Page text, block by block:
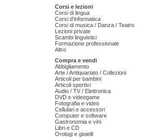
Corsi e lezioni
Corsi di lingua
Corsi d'informatica
Corsi di musica / Danza / Teatro
Lezioni private
Scambi linguistici
Formazione professionale
Altro
Compra e vendi
Abbigliamento
Arte / Antiquariato / Collezioni
Articoli per bambini
Articoli sportivi
Audio / TV / Elettronica
DVD e videogame
Fotografia e video
Cellulari e accessori
Computer e software
Gastronomia e vini
Libri e CD
Orologi e gioielli